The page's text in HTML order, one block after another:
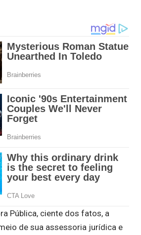
Pública, ciente dos fatos, a
de sua assessoria jurídica e